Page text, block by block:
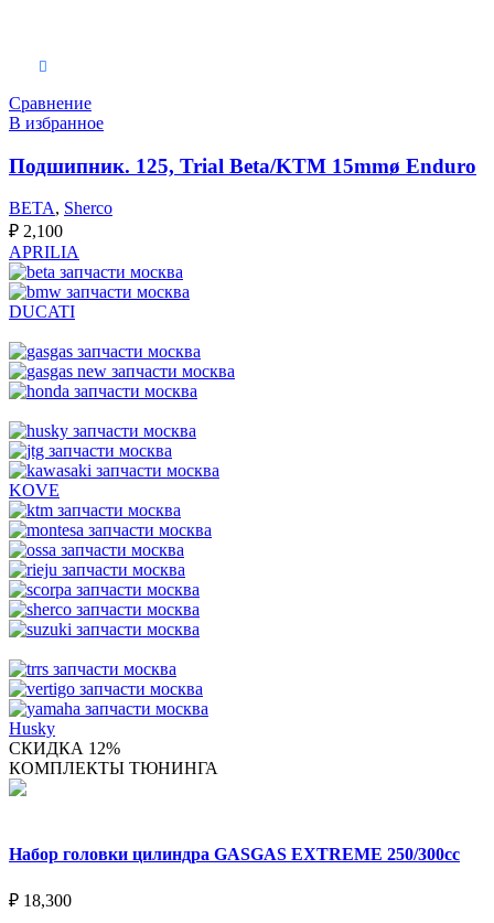
Сравнение
В избранное
Подшипник. 125, Trial Beta/KTM 15mmø Enduro
BETA, Sherco
₽ 2,100
APRILIA
DUCATI
KOVE
Husky
СКИДКА 12%
КОМПЛЕКТЫ ТЮНИНГА
Набор головки цилиндра GASGAS EXTREME 250/300cc
₽ 18,300